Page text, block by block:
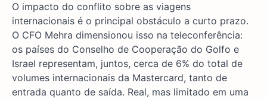
O impacto do conflito sobre as viagens
internacionais é o principal obstáculo a curto prazo.
O CFO Mehra dimensionou isso na teleconferência:
os países do Conselho de Cooperação do Golfo e
Israel representam, juntos, cerca de 6% do total de
volumes internacionais da Mastercard, tanto de
entrada quanto de saída. Real, mas limitado em uma